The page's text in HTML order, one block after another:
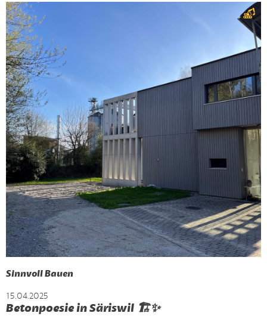
Sinnvoll Bauen
15.04.2025
Betonpoesie in Säriswil 🏗️✨